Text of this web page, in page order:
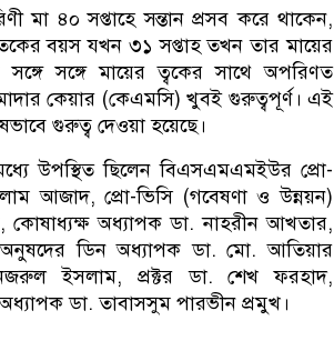
মা ৪০ সপ্তাহে সন্তান প্রসব করে থাকেন,
বয়স যখন ৩১ সপ্তাহ তখন তার মায়ের
সঙ্গে মায়ের ত্বকের সাথে অপরিণত
কেয়ার (কেএমসি) খুবই গুরুত্বপূর্ণ। এই
গুরুত্ব দেওয়া হয়েছে।
উপস্থিত ছিলেন বিএসএমএমইউর প্রো-
আজাদ, প্রো-ভিসি (গবেষণা ও উন্নয়ন)
অধ্যাপক ডা. নাহরীন আখতার,
ডিন অধ্যাপক ডা. মো. আতিয়ার
ইসলাম, প্রক্টর ডা. শেখ ফরহাদ,
অধ্যাপক ডা. তাবাসসুম পারভীন প্রমুখ।